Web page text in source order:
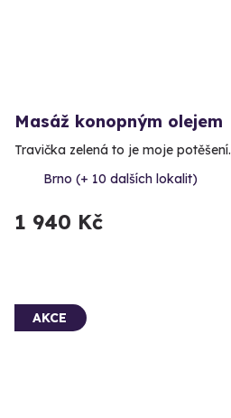
Masáž konopným olejem
Travička zelená to je moje potěšení.
Brno (+ 10 dalších lokalit)
1 940 Kč
AKCE